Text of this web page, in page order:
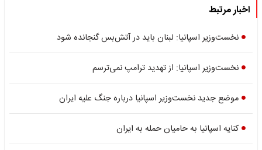
اخبار مرتبط
نخست‌وزیر اسپانیا: لبنان باید در آتش‌بس گنجانده شود
نخست‌وزیر اسپانیا: از تهدید ترامپ نمی‌ترسم
موضع جدید نخست‌وزیر اسپانیا درباره جنگ علیه ایران
کنایه اسپانیا به حامیان حمله به ایران